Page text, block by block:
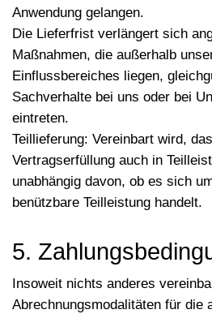
Anwendung gelangen.
Die Lieferfrist verlängert sich
Maßnahmen, die außerhalb
Einflussbereiches liegen,
Sachverhalte bei uns oder bei
eintreten.
Teillieferung: Vereinbart wird,
Vertragserfüllung auch in
unabhängig davon, ob es sich
benützbare Teilleistung handelt.
5.
Insoweit nichts anderes
Abrechnungsmodalitäten für die